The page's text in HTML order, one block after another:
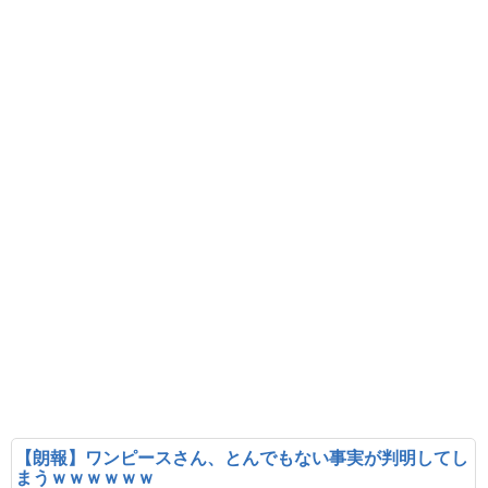
【朗報】ワンピースさん、とんでもない事実が判明してし
まうｗｗｗｗｗｗ